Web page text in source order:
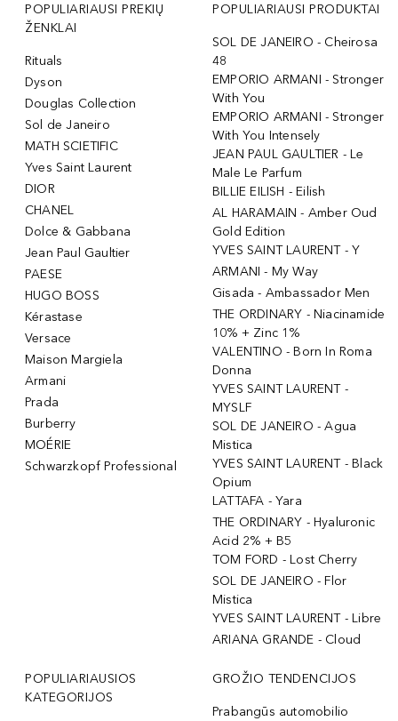
POPULIARIAUSI PREKIŲ
ŽENKLAI
Rituals
Dyson
Douglas Collection
Sol de Janeiro
MATH SCIETIFIC
Yves Saint Laurent
DIOR
CHANEL
Dolce & Gabbana
Jean Paul Gaultier
PAESE
HUGO BOSS
Kérastase
Versace
Maison Margiela
Armani
Prada
Burberry
MOÉRIE
Schwarzkopf Professional
POPULIARIAUSI PRODUKTAI
SOL DE JANEIRO - Cheirosa
48
EMPORIO ARMANI - Stronger
With You
EMPORIO ARMANI - Stronger
With You Intensely
JEAN PAUL GAULTIER - Le
Male Le Parfum
BILLIE EILISH - Eilish
AL HARAMAIN - Amber Oud
Gold Edition
YVES SAINT LAURENT - Y
ARMANI - My Way
Gisada - Ambassador Men
THE ORDINARY - Niacinamide
10% + Zinc 1%
VALENTINO - Born In Roma
Donna
YVES SAINT LAURENT -
MYSLF
SOL DE JANEIRO - Agua
Mistica
YVES SAINT LAURENT - Black
Opium
LATTAFA - Yara
THE ORDINARY - Hyaluronic
Acid 2% + B5
TOM FORD - Lost Cherry
SOL DE JANEIRO - Flor
Mistica
YVES SAINT LAURENT - Libre
ARIANA GRANDE - Cloud
POPULIARIAUSIOS
KATEGORIJOS
GROŽIO TENDENCIJOS
Prabangūs automobilio